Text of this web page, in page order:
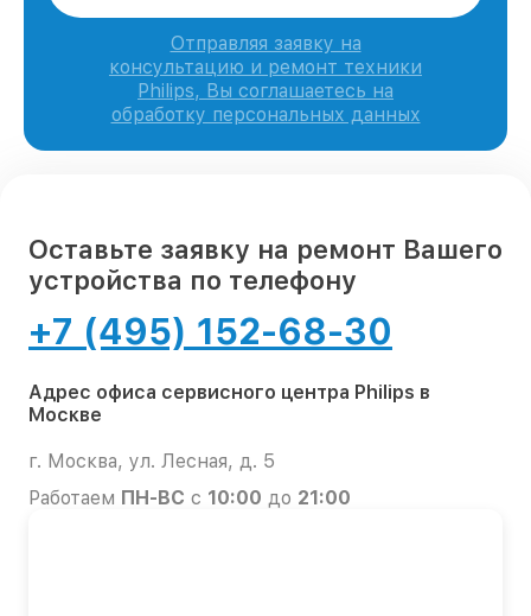
Отправляя заявку на
консультацию и ремонт техники
Philips, Вы соглашаетесь на
обработку персональных данных
Оставьте заявку на ремонт Вашего
устройства по телефону
+7 (495) 152-68-30
Адрес офиса сервисного центра Philips в
Москве
г. Москва, ул. Лесная, д. 5
Работаем ПН-ВС с 10:00 до 21:00